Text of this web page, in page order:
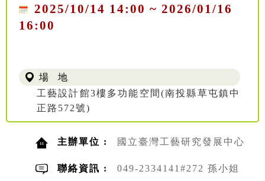
2025/10/14 14:00 ~ 2026/01/16
16:00
場 地
工藝設計館3樓多功能空間(南投縣草屯鎮中
正路572號)
主辦單位 : 國立臺灣工藝研究發展中心
聯絡資訊 : 049-2334141#272 孫小姐